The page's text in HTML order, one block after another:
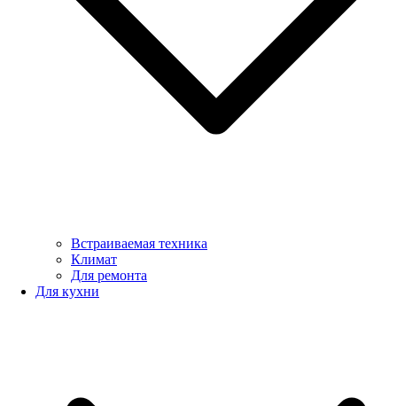
Встраиваемая техника
Климат
Для ремонта
Для кухни